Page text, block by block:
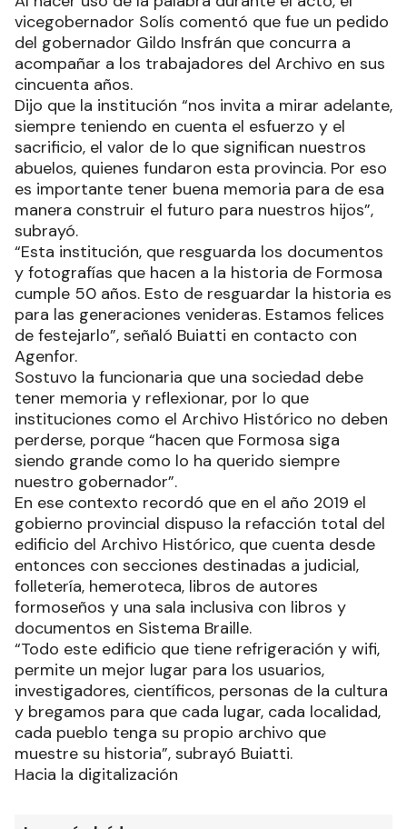
vicegobernador Solís comentó que fue un pedido
del gobernador Gildo Insfrán que concurra a
acompañar a los trabajadores del Archivo en sus
cincuenta años.
Dijo que la institución “nos invita a mirar adelante,
siempre teniendo en cuenta el esfuerzo y el
sacrificio, el valor de lo que significan nuestros
abuelos, quienes fundaron esta provincia. Por eso
es importante tener buena memoria para de esa
manera construir el futuro para nuestros hijos”,
subrayó.
“Esta institución, que resguarda los documentos
y fotografías que hacen a la historia de Formosa
cumple 50 años. Esto de resguardar la historia es
para las generaciones venideras. Estamos felices
de festejarlo”, señaló Buiatti en contacto con
Agenfor.
Sostuvo la funcionaria que una sociedad debe
tener memoria y reflexionar, por lo que
instituciones como el Archivo Histórico no deben
perderse, porque “hacen que Formosa siga
siendo grande como lo ha querido siempre
nuestro gobernador”.
En ese contexto recordó que en el año 2019 el
gobierno provincial dispuso la refacción total del
edificio del Archivo Histórico, que cuenta desde
entonces con secciones destinadas a judicial,
folletería, hemeroteca, libros de autores
formoseños y una sala inclusiva con libros y
documentos en Sistema Braille.
“Todo este edificio que tiene refrigeración y wifi,
permite un mejor lugar para los usuarios,
investigadores, científicos, personas de la cultura
y bregamos para que cada lugar, cada localidad,
cada pueblo tenga su propio archivo que
muestre su historia”, subrayó Buiatti.
Hacia la digitalización